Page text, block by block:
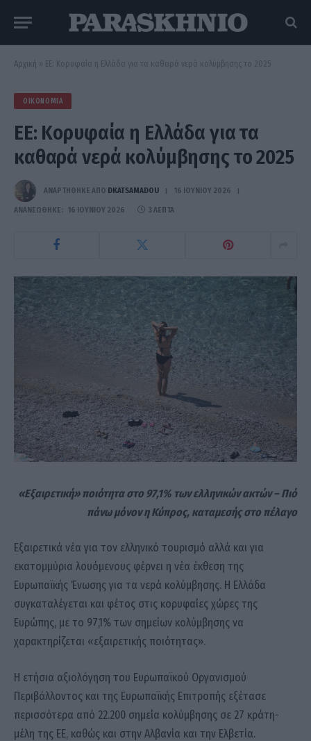
Αρχική » ΕΕ: Κορυφαία η Ελλάδα για τα καθαρά νερά κολύμβησης το 2025
ΟΙΚΟΝΟΜΊΑ
ΕΕ: Κορυφαία η Ελλάδα για τα
καθαρά νερά κολύμβησης το 2025
ΑΝΑΡΤΗΘΗΚΕ ΑΠΟ DKATSAMADOU 16 ΙΟΥΝΊΟΥ 2026
ΑΝΑΝΕΏΘΗΚΕ: 16 ΙΟΥΝΊΟΥ 2026 3 ΛΕΠΤΆ
«Εξαιρετική» ποιότητα στο 97,1% των ελληνικών ακτών – Πιό
πάνω μόνον η Κύπρος, καταμεσής στο πέλαγο
Εξαιρετικά νέα για τον ελληνικό τουρισμό αλλά και για
εκατομμύρια λουόμενους φέρνει η νέα έκθεση της
Ευρωπαϊκής Ένωσης για τα νερά κολύμβησης. Η Ελλάδα
συγκαταλέγεται και φέτος στις κορυφαίες χώρες της
Ευρώπης, με το 97,1% των σημείων κολύμβησης να
χαρακτηρίζεται «εξαιρετικής ποιότητας».
Η ετήσια αξιολόγηση του Ευρωπαϊκού Οργανισμού
Περιβάλλοντος και της Ευρωπαϊκής Επιτροπής εξέτασε
περισσότερα από 22.200 σημεία κολύμβησης σε 27 κράτη-
μέλη της ΕΕ, καθώς και στην Αλβανία και την Ελβετία.